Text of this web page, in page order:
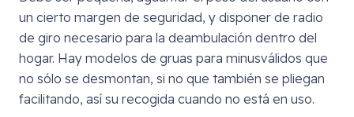
un cierto margen de seguridad, y disponer de radio
de giro necesario para la deambulación dentro del
hogar. Hay modelos de gruas para minusválidos que
no sólo se desmontan, si no que también se pliegan
facilitando, así su recogida cuando no está en uso.